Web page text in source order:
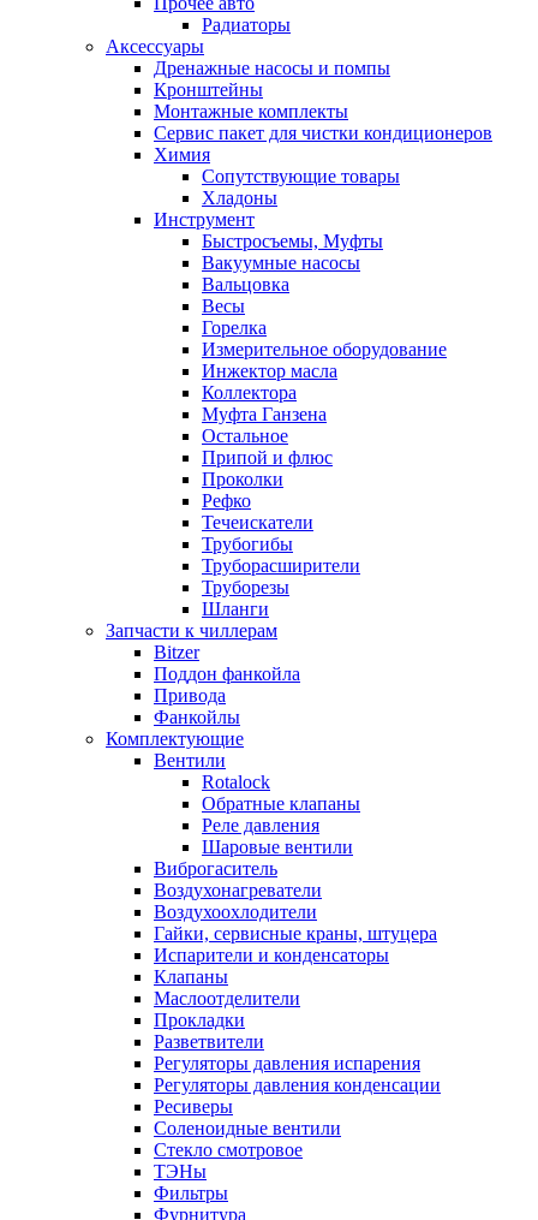
Радиаторы
Аксессуары
Дренажные насосы и помпы
Кронштейны
Монтажные комплекты
Сервис пакет для чистки кондиционеров
Химия
Сопутствующие товары
Хладоны
Инструмент
Быстросъемы, Муфты
Вакуумные насосы
Вальцовка
Весы
Горелка
Измерительное оборудование
Инжектор масла
Коллектора
Муфта Ганзена
Остальное
Припой и флюс
Проколки
Рефко
Течеискатели
Трубогибы
Труборасширители
Труборезы
Шланги
Запчасти к чиллерам
Bitzer
Поддон фанкойла
Привода
Фанкойлы
Комплектующие
Вентили
Rotalock
Обратные клапаны
Реле давления
Шаровые вентили
Виброгаситель
Воздухонагреватели
Воздухоохлодители
Гайки, сервисные краны, штуцера
Испарители и конденсаторы
Клапаны
Маслоотделители
Прокладки
Разветвители
Регуляторы давления испарения
Регуляторы давления конденсации
Ресиверы
Соленоидные вентили
Стекло смотровое
ТЭНы
Фильтры
Фурнитура